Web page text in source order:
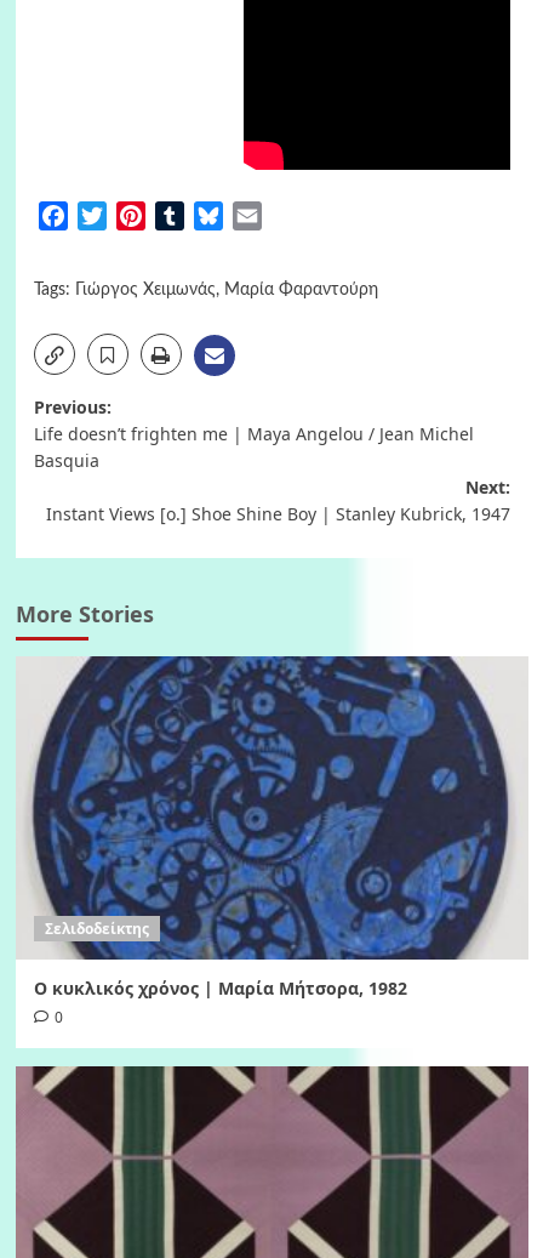
FacebookTwitterPinterestTumblrBluesky
Tags: Γιώργος Χειμωνάς, Μαρία Φαραντούρη
Post
navigation
Previous:
Life doesn’t frighten me | Maya Angelou / Jean Michel
Basquia
Next:
Instant Views [o.] Shoe Shine Boy | Stanley Kubrick, 1947
More Stories
Σελιδοδείκτης
Ο κυκλικός χρόνος | Μαρία Μήτσορα, 1982
0